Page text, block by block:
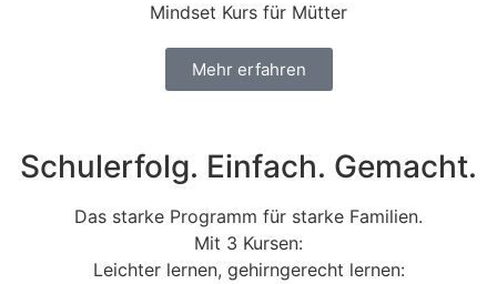
Mindset Kurs für Mütter
Mehr erfahren
Schulerfolg. Einfach. Gemacht.
Das starke Programm für starke Familien.
Mit 3 Kursen:
Leichter lernen, gehirngerecht lernen: